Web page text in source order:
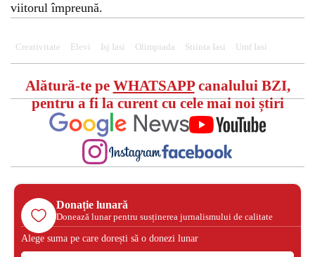
viitorul împreună.
Creativitate Elevi Isj Iasi Olimpiada Stiinta Iasi Umf Iasi
Alătură-te pe WHATSAPPcanalului BZI,
pentru a fi la curent cu cele mai noi știri
Donație lunară
Donează lunar pentru susținerea jurnalismului de calitate
Alege suma pe care dorești să o donezi lunar